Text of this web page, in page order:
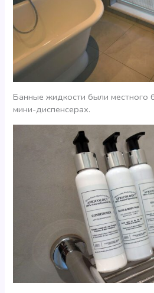
Банные жидкости были местного
мини-диспенсерах.